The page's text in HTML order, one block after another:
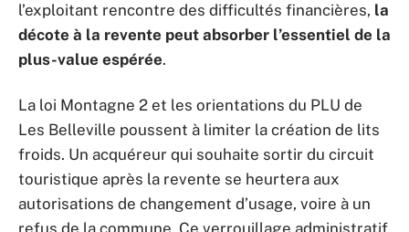
l’exploitant rencontre des difficultés financières, la
décote à la revente peut absorber l’essentiel de la
plus-value espérée.
La loi Montagne 2 et les orientations du PLU de
Les Belleville poussent à limiter la création de lits
froids. Un acquéreur qui souhaite sortir du circuit
touristique après la revente se heurtera aux
autorisations de changement d’usage, voire à un
refus de la commune. Ce verrouillage administratif